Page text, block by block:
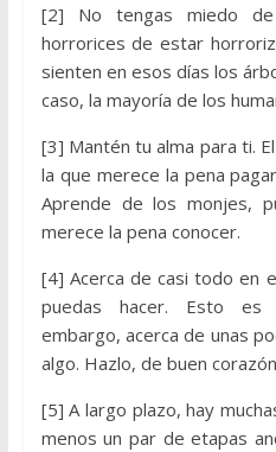
[2] No tengas miedo
horrorices de estar
sienten en esos días los
caso, la mayoría de los
[3] Mantén tu alma para ti.
la que merece la pena
Aprende de los monjes,
merece la pena conocer.
[4] Acerca de casi todo en
puedas hacer. Esto es
embargo, acerca de unas
algo. Hazlo, de buen
[5] A largo plazo, hay
menos un par de etapas